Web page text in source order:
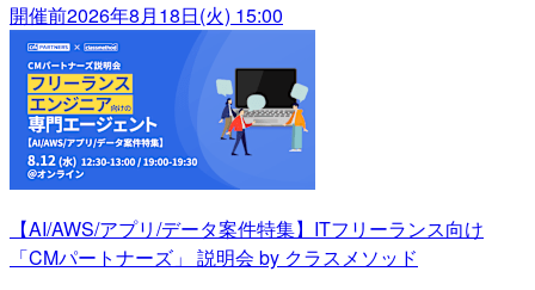
開催前2026年8月18日(火) 15:00
【AI/AWS/アプリ/データ案件特集】ITフリーランス向け
「CMパートナーズ」 説明会 by クラスメソッド